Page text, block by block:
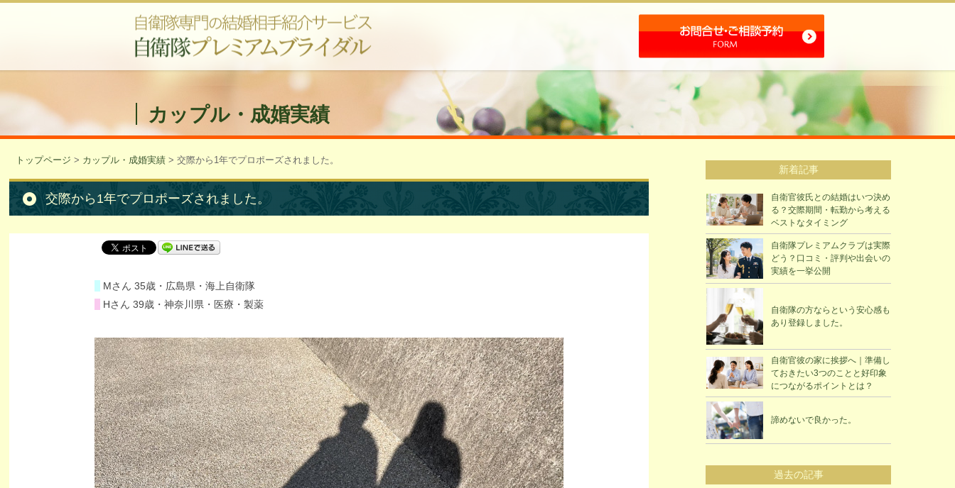
カップル・成婚実績
トップページ > カップル・成婚実績 >交際から1年でプロポーズされました。
交際から1年でプロポーズされました。
Mさん 35歳・広島県・海上自衛隊
Hさん 39歳・神奈川県・医療・製薬
新着記事
自衛官彼氏との結婚はいつ決め
る？交際期間・転勤から考える
ベストなタイミング
自衛隊プレミアムクラブは実際
どう？口コミ・評判や出会いの
実績を一挙公開
自衛隊の方ならという安心感も
あり登録しました。
自衛官彼の家に挨拶へ｜準備し
ておきたい3つのことと好印象
につながるポイントとは？
諦めないで良かった。
過去の記事